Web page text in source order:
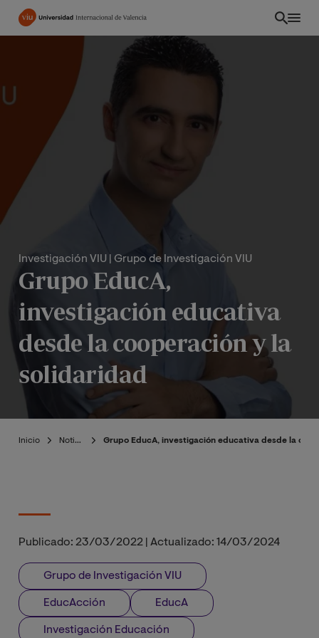
Pasar
CO
Investigación VIU | Grupo de Investigación VIU
Grupo EducA,
investigación educativa
desde la cooperación y la
solidaridad
Inicio Noticias Grupo EducA, investigación educativa desde la
Publicado: 23/03/2022 Actualizado: 14/03/2024
Grupo de Investigación VIU
EducAcción EducA
Investigación Educación